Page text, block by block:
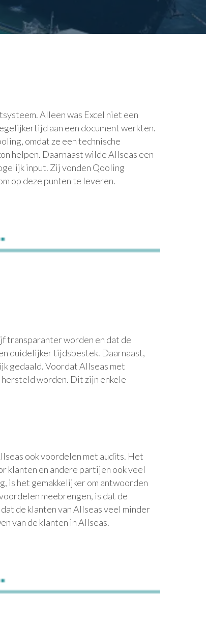
Alleen was Excel niet een
aan een document werkten.
omdat ze een technische
helpen. Daarnaast wilde Allseas een
input. Zij vonden Qooling
op deze punten te leveren.
transparanter worden en dat de
duidelijker tijdsbestek. Daarnaast,
gedaald. Voordat Allseas met
worden. Dit zijn enkele
ook voordelen met audits. Het
klanten en andere partijen ook veel
is het gemakkelijker om antwoorden
meebrengen, is dat de
de klanten van Allseas veel minder
van de klanten in Allseas.